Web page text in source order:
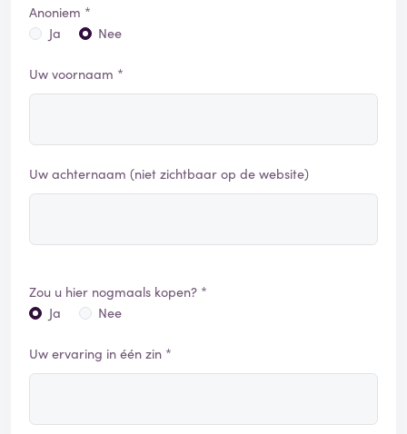
Anoniem *
Ja
Nee
Uw voornaam *
Uw achternaam (niet zichtbaar op de website)
Zou u hier nogmaals kopen? *
Ja
Nee
Uw ervaring in één zin *